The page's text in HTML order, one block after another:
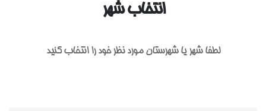
انتخاب شهر
لطفا شهر یا شهرستان مورد نظر خود را انتخاب کنید